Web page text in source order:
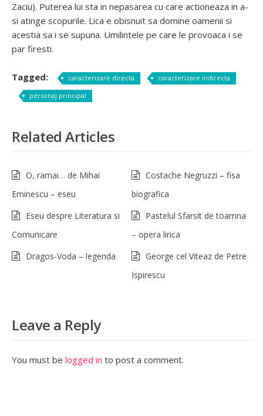
Zaciu). Puterea lui sta in nepasarea cu care actioneaza in a-
si atinge scopurile. Lica e obisnuit sa domine oamenii si
acestia sa i se supuna. Umilintele pe care le provoaca i se
par firesti.
Tagged: caracterizare directa
caracterizare indirecta
personaj principal
Related Articles
O, ramai… de Mihai
Eminescu – eseu
Costache Negruzzi – fisa
biografica
Eseu despre Literatura si
Comunicare
Pastelul Sfarsit de toamna
– opera lirica
Dragos-Voda – legenda
George cel Viteaz de Petre
Ispirescu
Leave a Reply
You must be logged in to post a comment.